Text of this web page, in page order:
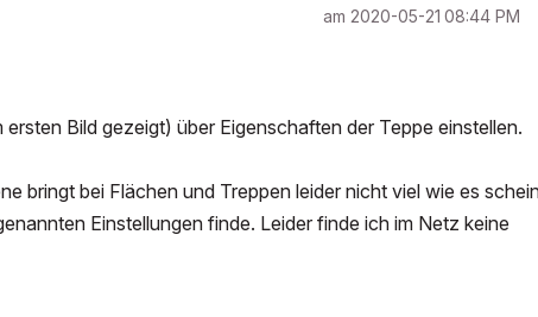
am ‎2020-05-21 08:44 PM
Bild gezeigt) über Eigenschaften der Teppe einstellen.
bringt bei Flächen und Treppen leider nicht viel wie es
Einstellungen finde. Leider finde ich im Netz keine